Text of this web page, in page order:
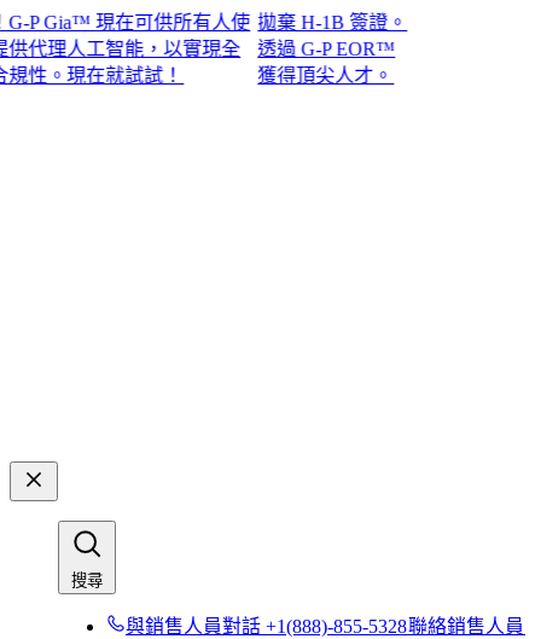
Gia™ 現在可供所有人使
理人工智能，以實現全
。現在就試試！​​
拋棄 H-1B 簽證。
透過 G-P EOR™
獲得頂尖人才。​​
搜尋​​
與銷售人員對話 +1(888)-855-5328​​聯絡銷售人員​​